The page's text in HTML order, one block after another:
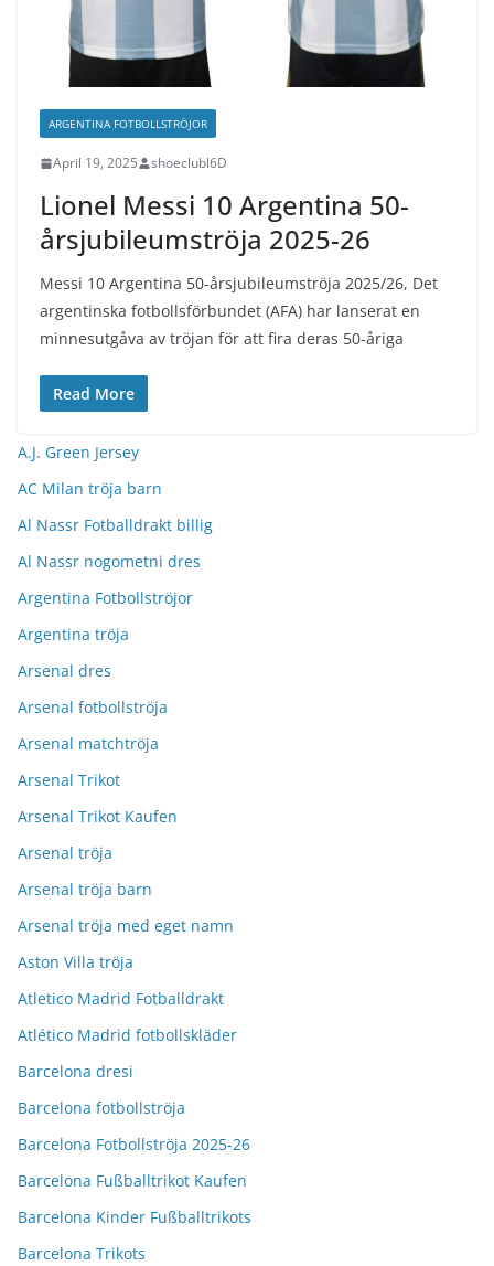
ARGENTINA FOTBOLLSTRÖJOR
April 19, 2025 shoeclubl6D
Lionel Messi 10 Argentina 50-
årsjubileumströja 2025-26
Messi 10 Argentina 50-årsjubileumströja 2025/26, Det
argentinska fotbollsförbundet (AFA) har lanserat en
minnesutgåva av tröjan för att fira deras 50-åriga
Read More
A.J. Green Jersey
AC Milan tröja barn
Al Nassr Fotballdrakt billig
Al Nassr nogometni dres
Argentina Fotbollströjor
Argentina tröja
Arsenal dres
Arsenal fotbollströja
Arsenal matchtröja
Arsenal Trikot
Arsenal Trikot Kaufen
Arsenal tröja
Arsenal tröja barn
Arsenal tröja med eget namn
Aston Villa tröja
Atletico Madrid Fotballdrakt
Atlético Madrid fotbollskläder
Barcelona dresi
Barcelona fotbollströja
Barcelona Fotbollströja 2025-26
Barcelona Fußballtrikot Kaufen
Barcelona Kinder Fußballtrikots
Barcelona Trikots